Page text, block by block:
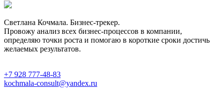
Светлана Кочмала. Бизнес-трекер.
Провожу анализ всех бизнес-процессов в компании,
определяю точки роста и помогаю в короткие сроки достичь
желаемых результатов.
+7 928 777-48-83
kochmala-consult@yandex.ru